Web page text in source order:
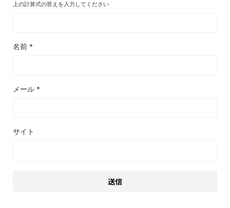
上の計算式の答えを入力してください
名前 *
メール *
サイト